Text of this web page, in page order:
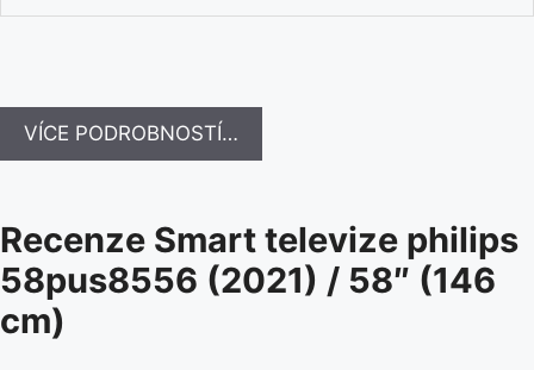
VÍCE PODROBNOSTÍ…
Recenze Smart televize philips
58pus8556 (2021) / 58″ (146
cm)